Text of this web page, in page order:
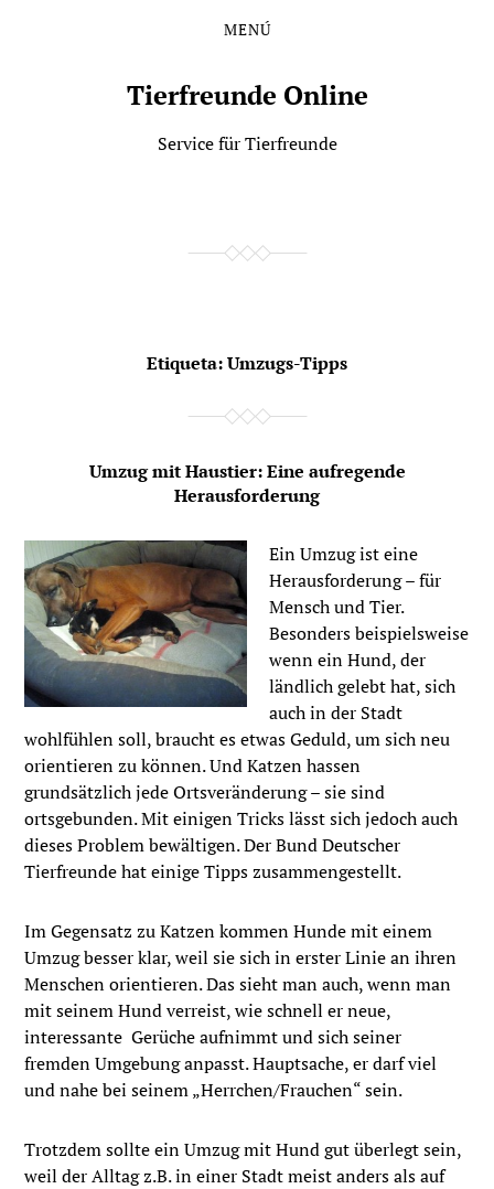
MENÚ
Tierfreunde Online
Service für Tierfreunde
Etiqueta:Umzugs-Tipps
Umzug mit Haustier: Eine aufregende
Herausforderung
Ein Umzug ist eine
Herausforderung – für
Mensch und Tier.
Besonders beispielsweise
wenn ein Hund, der
ländlich gelebt hat, sich
auch in der Stadt
wohlfühlen soll, braucht es etwas Geduld, um sich neu
orientieren zu können. Und Katzen hassen
grundsätzlich jede Ortsveränderung – sie sind
ortsgebunden. Mit einigen Tricks lässt sich jedoch auch
dieses Problem bewältigen. Der Bund Deutscher
Tierfreunde hat einige Tipps zusammengestellt.
Im Gegensatz zu Katzen kommen Hunde mit einem
Umzug besser klar, weil sie sich in erster Linie an ihren
Menschen orientieren. Das sieht man auch, wenn man
mit seinem Hund verreist, wie schnell er neue,
interessante Gerüche aufnimmt und sich seiner
fremden Umgebung anpasst. Hauptsache, er darf viel
und nahe bei seinem „Herrchen/Frauchen“ sein.
Trotzdem sollte ein Umzug mit Hund gut überlegt sein,
weil der Alltag z.B. in einer Stadt meist anders als auf